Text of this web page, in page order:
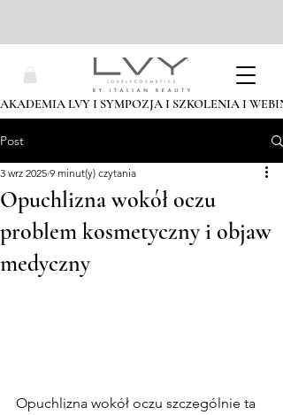
AKADEMIA LVY I SYMPOZJA I SZKOLENIA I
Post
Opuchlizna wokół oczu
problem kosmetyczny i objaw
medyczny
3 wrz 2025 9 minut(y) czytania
Opuchlizna wokół oczu szczególnie ta